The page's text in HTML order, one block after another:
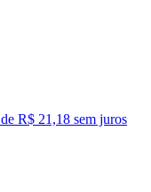
R$ 21,18 sem juros